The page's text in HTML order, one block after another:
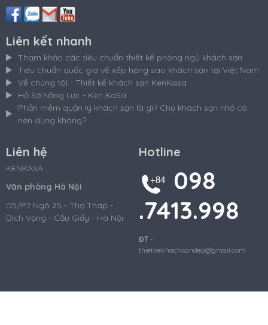
Liên kết nhanh
Tham khảo các tiêu chuẩn thiết kế phòng ngủ khách sạn
Tiêu chuẩn quốc gia về xếp hạng sao khách sạn tại Việt Nam
Về chúng tôi - Thiết kế khách sạn KenKasa
Hồ Sơ Năng Lực - Ken KaSa
Phần mềm quản lý khách sạn là gì? Chủ khách sạn nhỏ có
nên dùng không?
Liên hệ
KENKASA
Văn phòng Hà Nội
D5/P7 Ngõ 25 - Thọ Tháp -
Dịch Vọng - Cầu Giấy - Hà Nội
Hotline
098
.7413.998
ĐT-
thietkekhachsandep@gmail.com